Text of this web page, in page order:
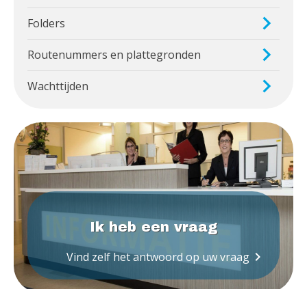
Folders
Routenummers en plattegronden
Wachttijden
Ik heb een vraag
Vind zelf het antwoord op uw vraag keyboard_arrow_right